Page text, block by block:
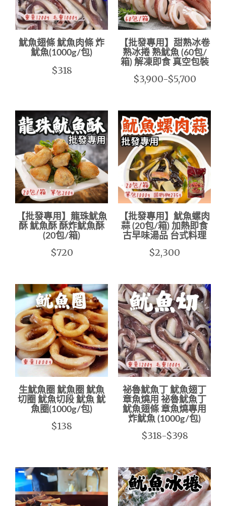
魷魚翅條 魷魚肉條 炸
魷魚(1000g/包)
$318
【批發專用】甜熟冰卷
熟冰捲 熟魷魚 (60包/
箱) 解凍即食 真空包裝
$3,900-$5,700
【批發專用】龍珠魷魚
酥 魷魚酥 酥炸魷魚酥
(20包/箱)
$720
【批發專用】魷魚螺肉
蒜 (20包/箱) 加熱即食
古早味湯品 台式料理
$2,300
生魷魚圈 魷魚圈 魷魚
切圈 魷魚切段 魷魚 魷
魚圈(1000g/包)
$138
祕魯魷魚丁 魷魚翅丁
章魚燒用 祕魯魷魚丁
魷魚翅條 章魚燒專用
炸魷魚 (1000g/包)
$318-$398